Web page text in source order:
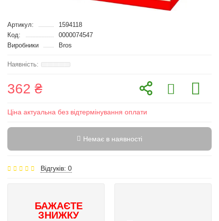
Артикул:
1594118
Код:
0000074547
Виробники
Bros
362 ₴
Ціна актуальна без відтермінування оплати
Немає в наявності
Відгуків: 0
БАЖАЄТЕ
ЗНИЖКУ